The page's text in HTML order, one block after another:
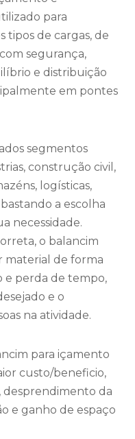
para
tipos de cargas, de
segurança,
e distribuição
em pontes
segmentos
construção civil,
logísticas,
a escolha
necessidade.
o balancim
material de forma
e perda de tempo,
e o
na atividade.
para içamento
custo/beneficio,
desprendimento da
e ganho de espaço